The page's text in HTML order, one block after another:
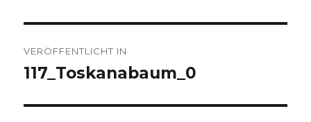
Navigation
VERÖFFENTLICHT IN
117_Toskanabaum_0